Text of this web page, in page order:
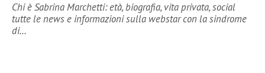
Chi è Sabrina Marchetti: età, biografia, vita privata, social
tutte le news e informazioni sulla webstar con la sindrome
di…